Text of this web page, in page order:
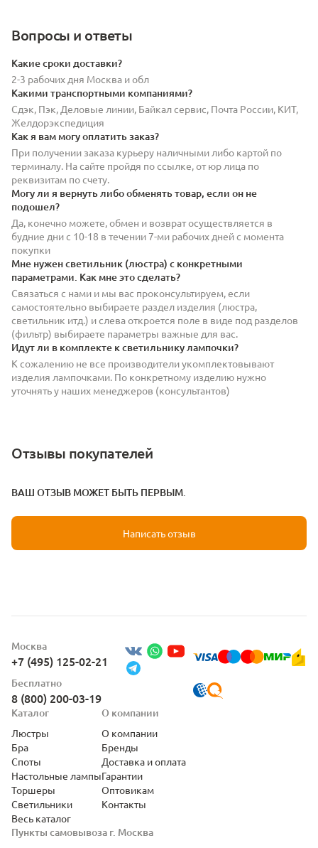
Вопросы и ответы
Какие сроки доставки?
2-3 рабочих дня Москва и обл
Какими транспортными компаниями?
Сдэк, Пэк, Деловые линии, Байкал сервис, Почта России, КИТ,
Желдорэкспедиция
Как я вам могу оплатить заказ?
При получении заказа курьеру наличными либо картой по
терминалу. На сайте пройдя по ссылке, от юр лица по
реквизитам по счету.
Могу ли я вернуть либо обменять товар, если он не
подошел?
Да, конечно можете, обмен и возврат осуществляется в
будние дни с 10-18 в течении 7-ми рабочих дней с момента
покупки
Мне нужен светильник (люстра) с конкретными
параметрами. Как мне это сделать?
Связаться с нами и мы вас проконсультируем, если
самостоятельно выбираете раздел изделия (люстра,
светильник итд.) и слева откроется поле в виде под разделов
(фильтр) выбираете параметры важные для вас.
Идут ли в комплекте к светильнику лампочки?
К сожалению не все производители укомплектовывают
изделия лампочками. По конкретному изделию нужно
уточнять у наших менеджеров (консультантов)
Отзывы покупателей
ВАШ ОТЗЫВ МОЖЕТ БЫТЬ ПЕРВЫМ.
Написать отзыв
Москва
+7 (495) 125-02-21
Бесплатно
8 (800) 200-03-19
Пункты самовывоза г. Москва
Каталог
Люстры
Бра
Споты
Настольные лампы
Торшеры
Светильники
Весь каталог
О компании
О компании
Бренды
Доставка и оплата
Гарантии
Оптовикам
Контакты